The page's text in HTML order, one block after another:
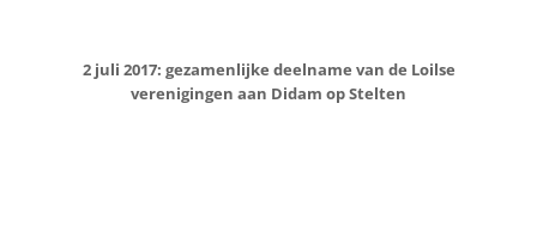
2 juli 2017: gezamenlijke deelname van de Loilse
verenigingen aan Didam op Stelten